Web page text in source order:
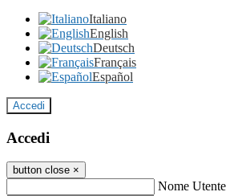
Italiano
English
Deutsch
Français
Español
Accedi
Accedi
button close ×
Nome Utente